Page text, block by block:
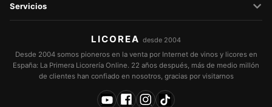
Servicios
LICOREA desde 2004
Desde 2004 somos pioneros en la venta por Internet de vinos y licores en
España: La Primera Licorería Online. 22 años después, más de medio millón
de clientes han confiado en nosotros, gracias por visitarnos